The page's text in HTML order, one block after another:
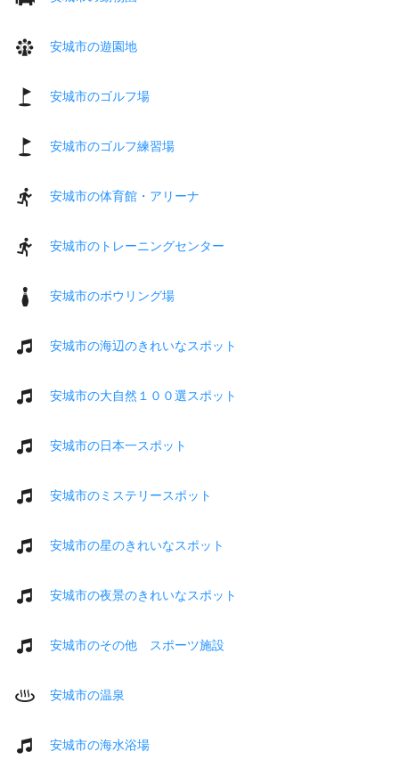
安城市の遊園地
安城市のゴルフ場
安城市のゴルフ練習場
安城市の体育館・アリーナ
安城市のトレーニングセンター
安城市のボウリング場
安城市の海辺のきれいなスポット
安城市の大自然１００選スポット
安城市の日本一スポット
安城市のミステリースポット
安城市の星のきれいなスポット
安城市の夜景のきれいなスポット
安城市のその他 スポーツ施設
安城市の温泉
安城市の海水浴場